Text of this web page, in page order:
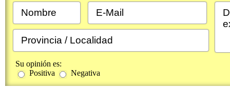
Su opinión es:
Positiva
Negativa